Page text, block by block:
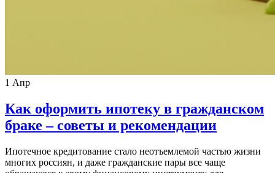
1 Апр
Как оформить ипотеку в гражданском
браке – советы и рекомендации
Ипотечное кредитование стало неотъемлемой частью жизни
многих россиян, и даже гражданские пары все чаще